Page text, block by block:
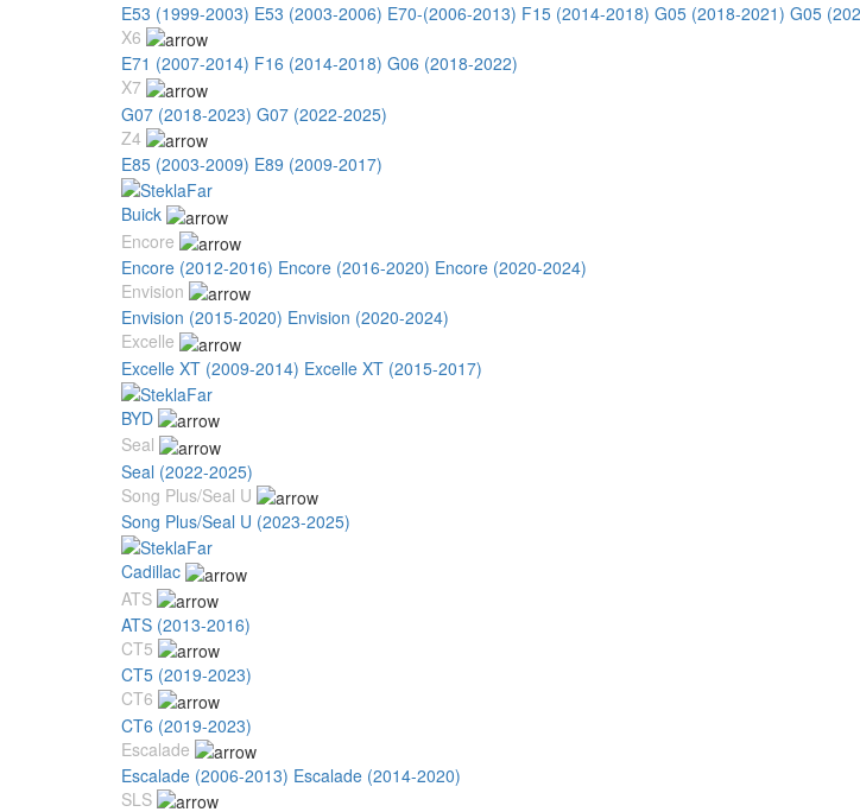
E53 (1999-2003) E53 (2003-2006) E70-(2006-2013) F15 (2014-2018) G05 (2018-2021) G05
X6
E71 (2007-2014) F16 (2014-2018) G06 (2018-2022)
X7
G07 (2018-2023) G07 (2022-2025)
Z4
E85 (2003-2009) E89 (2009-2017)
Buick
Encore
Encore (2012-2016) Encore (2016-2020) Encore (2020-2024)
Envision
Envision (2015-2020) Envision (2020-2024)
Excelle
Excelle XT (2009-2014) Excelle XT (2015-2017)
BYD
Seal
Seal (2022-2025)
Song Plus/Seal U
Song Plus/Seal U (2023-2025)
Cadillac
ATS
ATS (2013-2016)
CT5
CT5 (2019-2023)
CT6
CT6 (2019-2023)
Escalade
Escalade (2006-2013) Escalade (2014-2020)
SLS